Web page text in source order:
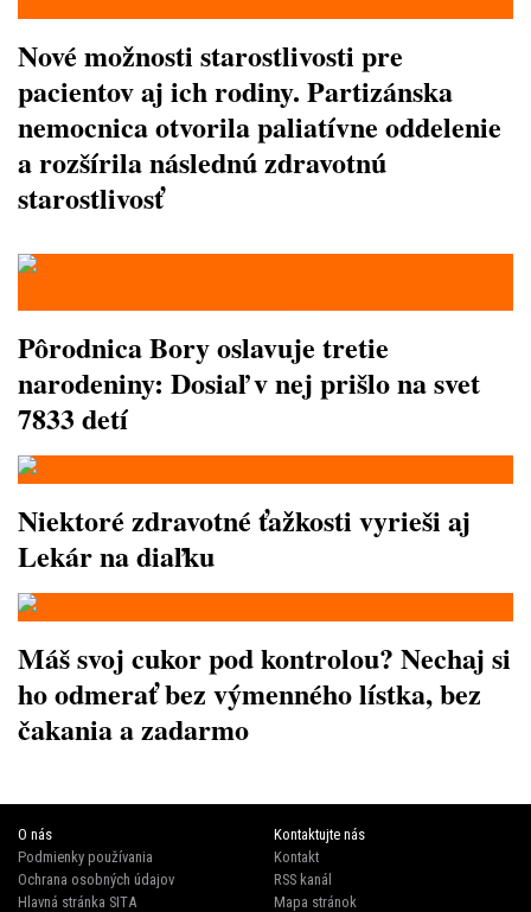
Nové možnosti starostlivosti pre
pacientov aj ich rodiny. Partizánska
nemocnica otvorila paliatívne oddelenie
a rozšírila následnú zdravotnú
starostlivosť
Pôrodnica Bory oslavuje tretie
narodeniny: Dosiaľ v nej prišlo na svet
7833 detí
Niektoré zdravotné ťažkosti vyrieši aj
Lekár na diaľku
Máš svoj cukor pod kontrolou? Nechaj si
ho odmerať bez výmenného lístka, bez
čakania a zadarmo
O nás
Podmienky používania
Ochrana osobných údajov
Hlavná stránka SITA
Kontaktujte nás
Kontakt
RSS kanál
Mapa stránok